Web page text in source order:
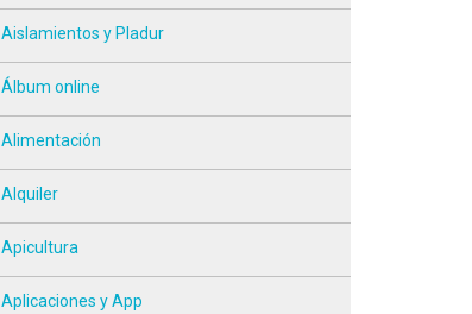
Aislamientos y Pladur
Álbum online
Alimentación
Alquiler
Apicultura
Aplicaciones y App